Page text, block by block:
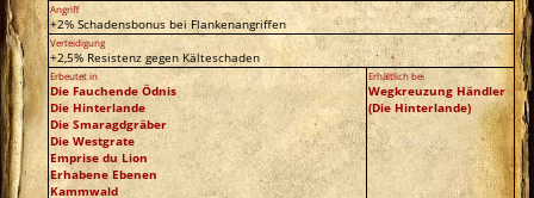
Angriff
+2% Schadensbonus bei Flankenangriffen
Verteidigung
+2,5% Resistenz gegen Kälteschaden
Erbeutet in
Die Fauchende Ödnis
Die Hinterlande
Die Smaragdgräber
Die Westgrate
Emprise du Lion
Erhabene Ebenen
Kammwald
Erhältlich bei
Wegkreuzung Händler
(Die Hinterlande)